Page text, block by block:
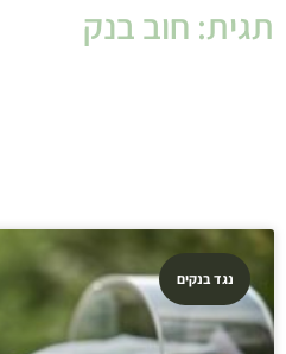
תגית: חוב בנק
נגד בנקים